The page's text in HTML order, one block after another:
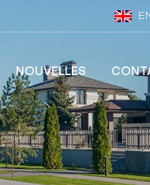
NOUVELLES